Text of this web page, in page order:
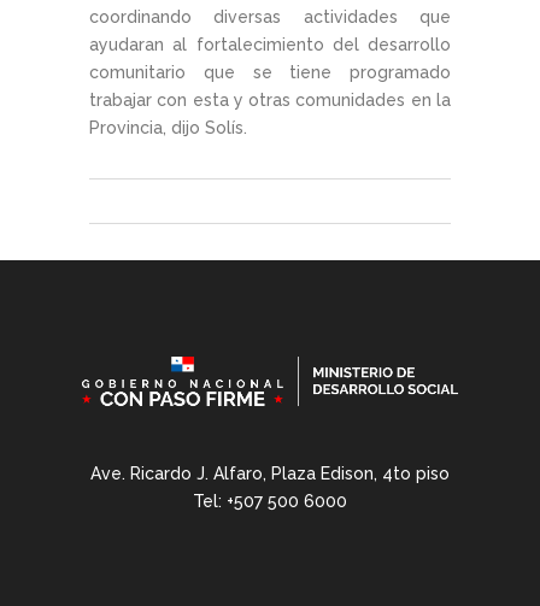
coordinando diversas actividades que
ayudaran al fortalecimiento del desarrollo
comunitario que se tiene programado
trabajar con esta y otras comunidades en la
Provincia, dijo Solís.
Ave. Ricardo J. Alfaro, Plaza Edison, 4to piso
Tel: +507 500 6000